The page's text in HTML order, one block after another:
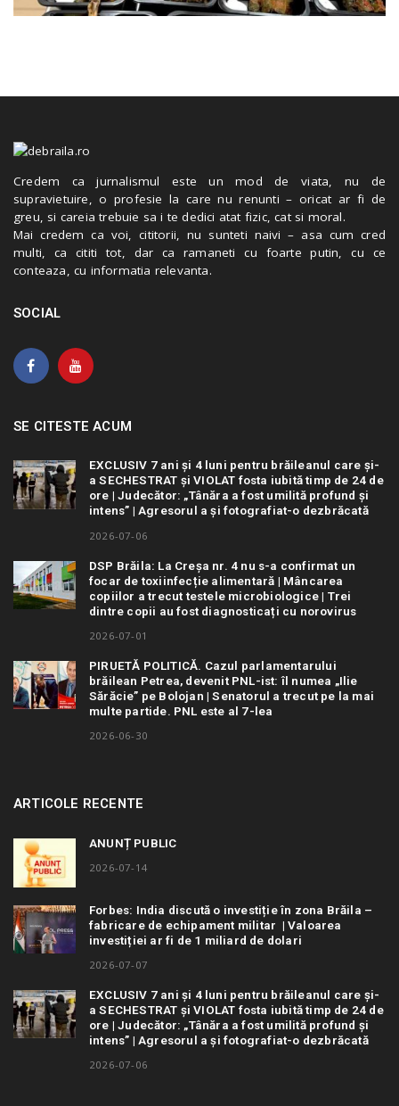
Credem ca jurnalismul este un mod de viata, nu de
supravietuire, o profesie la care nu renunti – oricat ar fi de
greu, si careia trebuie sa i te dedici atat fizic, cat si moral.
Mai credem ca voi, cititorii, nu sunteti naivi – asa cum cred
multi, ca cititi tot, dar ca ramaneti cu foarte putin, cu ce
conteaza, cu informatia relevanta.
SOCIAL
SE CITESTE ACUM
EXCLUSIV 7 ani și 4 luni pentru brăileanul care și-
a SECHESTRAT și VIOLAT fosta iubită timp de 24 de
ore | Judecător: „Tânăra a fost umilită profund și
intens” | Agresorul a și fotografiat-o dezbrăcată
2026-07-06
DSP Brăila: La Creșa nr. 4 nu s-a confirmat un
focar de toxiinfecție alimentară | Mâncarea
copiilor a trecut testele microbiologice | Trei
dintre copii au fost diagnosticați cu norovirus
2026-07-01
PIRUETĂ POLITICĂ. Cazul parlamentarului
brăilean Petrea, devenit PNL-ist: îl numea „Ilie
Sărăcie” pe Bolojan | Senatorul a trecut pe la mai
multe partide. PNL este al 7-lea
2026-06-30
ARTICOLE RECENTE
ANUNȚ PUBLIC
2026-07-14
Forbes: India discută o investiție în zona Brăila –
fabricare de echipament militar | Valoarea
investiției ar fi de 1 miliard de dolari
2026-07-07
EXCLUSIV 7 ani și 4 luni pentru brăileanul care și-
a SECHESTRAT și VIOLAT fosta iubită timp de 24 de
ore | Judecător: „Tânăra a fost umilită profund și
intens” | Agresorul a și fotografiat-o dezbrăcată
2026-07-06